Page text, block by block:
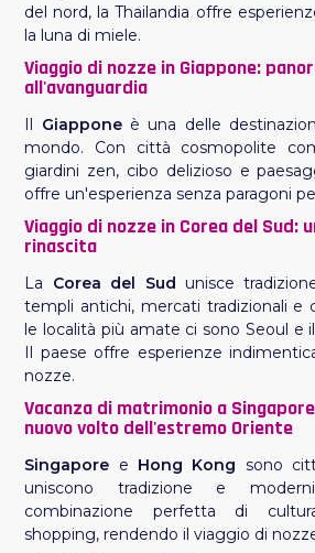
del nord, la Thailandia offre
la luna di miele.
Viaggio di nozze in Giappone:
all'avanguardia
Il Giapponeè una delle
mondo. Con città cosmopolite
giardini zen, cibo delizioso e
offre un'esperienza senza paragoni
Viaggio di nozze in Corea del Sud:
rinascita
La Corea del Sud unisce
templi antichi, mercati tradizionali e
le località più amate ci sono Seoul e
Il paese offre esperienze
nozze.
Vacanza di matrimonio a
nuovo volto dell'estremo Oriente
Singapore e Hong Kong sono
uniscono tradizione e
combinazione perfetta di
shopping, rendendo il viaggio di